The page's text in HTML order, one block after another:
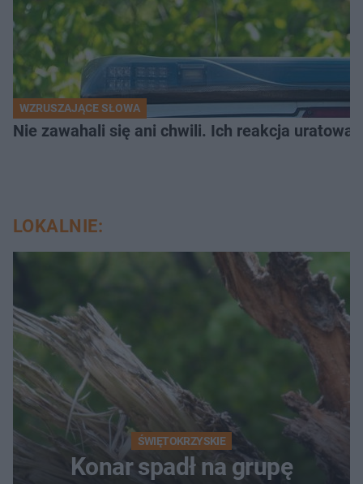
WZRUSZAJĄCE SŁOWA
Nie zawahali się ani chwili. Ich reakcja
LOKALNIE:
ŚWIĘTOKRZYSKIE
Konar spadł na grupę